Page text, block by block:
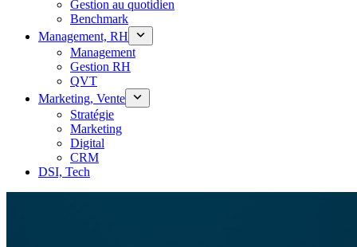
Gestion au quotidien
Benchmark
Management, RH
Management
Gestion RH
QVT
Marketing, Vente
Stratégie
Marketing
Digital
CRM
DSI, Tech